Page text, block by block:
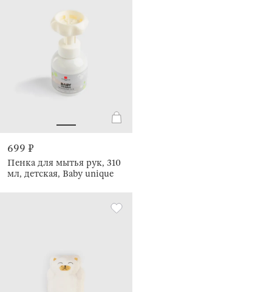
699 ₽
Пенка для мытья рук, 310
мл, детская, Baby unique